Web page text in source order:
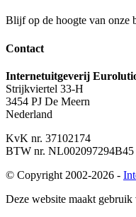
Blijf op de hoogte van onze
Contact
Internetuitgeverij
Strijkviertel 33-H
3454 PJ De Meern
Nederland
KvK nr. 37102174
BTW nr. NL002097294B45
© Copyright 2002-2026 -
Deze website maakt gebruik